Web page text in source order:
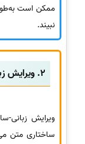
ممکن است به‌طور
نبیند.
2. ویرایش
ویرایش زبانی-
ساختاری متن